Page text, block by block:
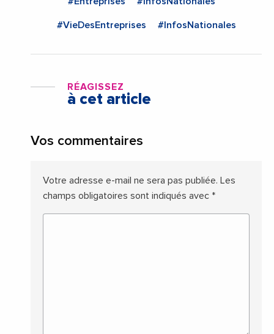
#VieDesEntreprises #InfosNationales
RÉAGISSEZ
à cet article
Vos commentaires
Votre adresse e-mail ne sera pas publiée. Les
champs obligatoires sont indiqués avec *